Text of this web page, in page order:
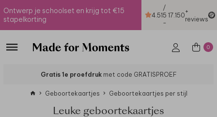
Ontwerp je schoolset en krijg tot €15
stapelkorting
4.51
/
5
-
17.150+
reviews
0
Gratis 1e proefdrukmet code GRATISPROEF
Geboortekaartjes Geboortekaartjes per stijl
Leuke geboortekaartjes